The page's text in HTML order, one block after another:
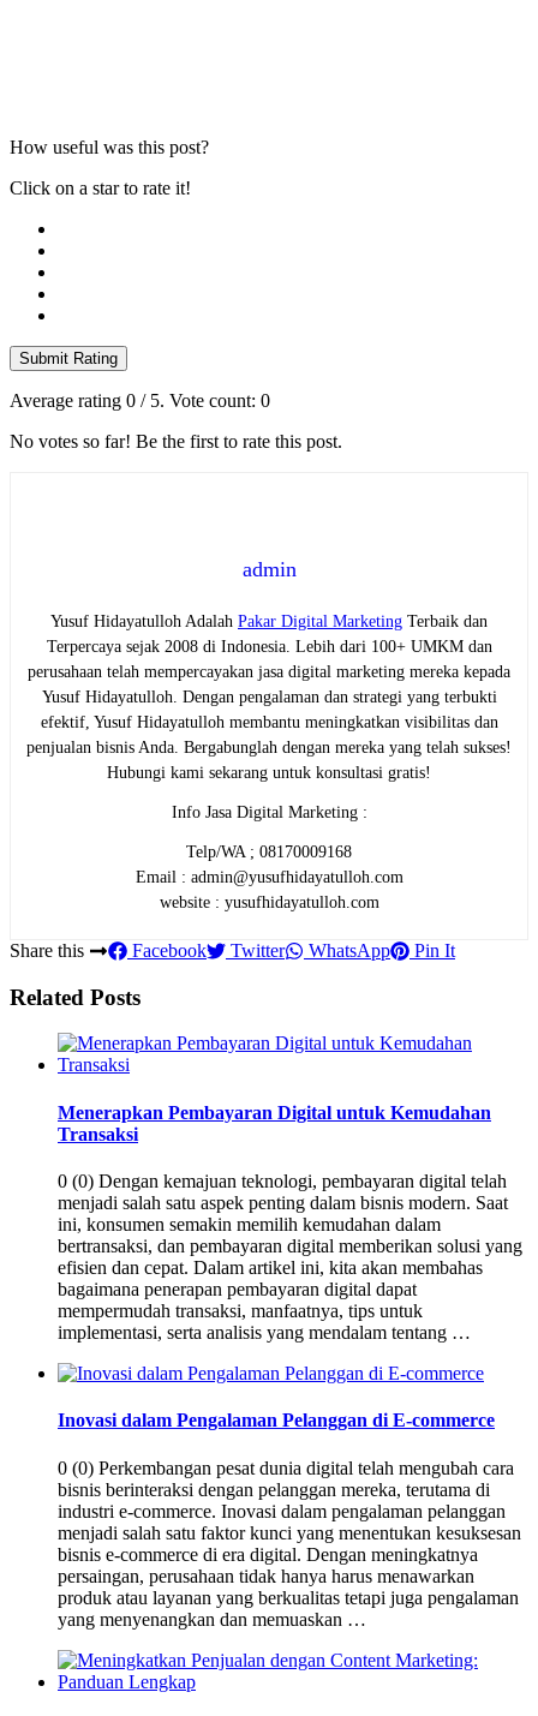
How useful was this post?
Click on a star to rate it!
Submit Rating
Average rating 0 / 5. Vote count: 0
No votes so far! Be the first to rate this post.
admin
Yusuf Hidayatulloh Adalah Pakar Digital Marketing Terbaik dan
Terpercaya sejak 2008 di Indonesia. Lebih dari 100+ UMKM dan
perusahaan telah mempercayakan jasa digital marketing mereka kepada
Yusuf Hidayatulloh. Dengan pengalaman dan strategi yang terbukti
efektif, Yusuf Hidayatulloh membantu meningkatkan visibilitas dan
penjualan bisnis Anda. Bergabunglah dengan mereka yang telah sukses!
Hubungi kami sekarang untuk konsultasi gratis!
Info Jasa Digital Marketing :
Telp/WA ; 08170009168
Email : admin@yusufhidayatulloh.com
website : yusufhidayatulloh.com
Share this Facebook Twitter WhatsApp Pin It
Related Posts
Menerapkan Pembayaran Digital untuk Kemudahan
Transaksi
0 (0) Dengan kemajuan teknologi, pembayaran digital telah
menjadi salah satu aspek penting dalam bisnis modern. Saat
ini, konsumen semakin memilih kemudahan dalam
bertransaksi, dan pembayaran digital memberikan solusi yang
efisien dan cepat. Dalam artikel ini, kita akan membahas
bagaimana penerapan pembayaran digital dapat
mempermudah transaksi, manfaatnya, tips untuk
implementasi, serta analisis yang mendalam tentang …
Inovasi dalam Pengalaman Pelanggan di E-commerce
0 (0) Perkembangan pesat dunia digital telah mengubah cara
bisnis berinteraksi dengan pelanggan mereka, terutama di
industri e-commerce. Inovasi dalam pengalaman pelanggan
menjadi salah satu faktor kunci yang menentukan kesuksesan
bisnis e-commerce di era digital. Dengan meningkatnya
persaingan, perusahaan tidak hanya harus menawarkan
produk atau layanan yang berkualitas tetapi juga pengalaman
yang menyenangkan dan memuaskan …